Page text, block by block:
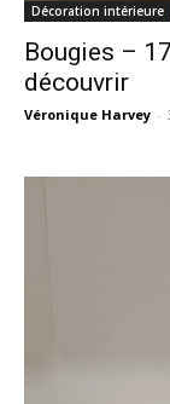
Décoration intérieure
Bougies –
découvrir
Véronique Harvey -